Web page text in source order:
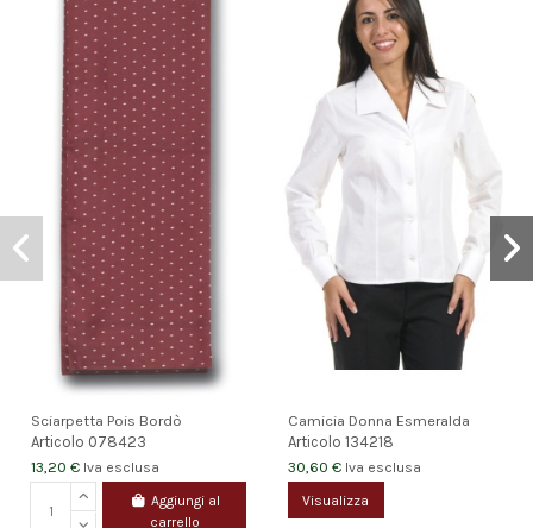
Sciarpetta Pois Bordò
Articolo 078423
13,20 € Iva esclusa
Aggiungi al
carrello
Camicia Donna Esmeralda
Articolo 134218
30,60 € Iva esclusa
Visualizza